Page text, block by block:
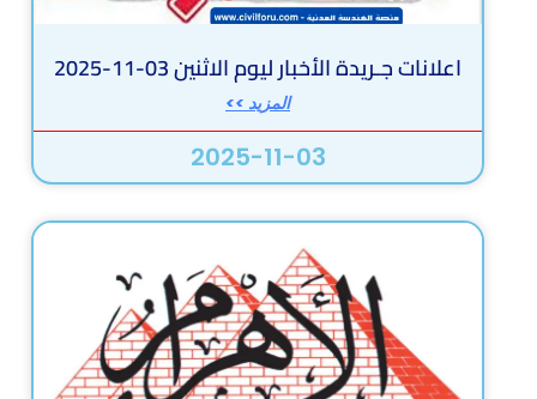
اعلانات جـريدة الأخبار ليوم الاثنين 03-11-2025
المزيد >>
2025-11-03